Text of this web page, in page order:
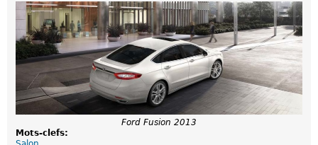
n
a
m
é
i
c
a
i
n
s
u
i
o
n
E
n
e
r
g
i
L
p
Ford Fusion 2013
Mots-clefs: